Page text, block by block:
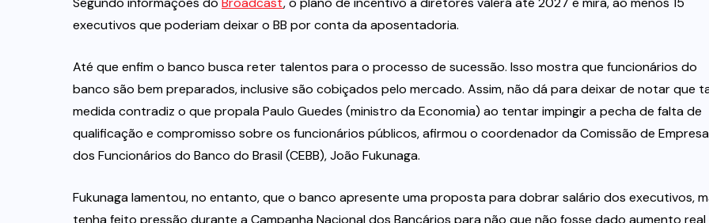
executivos que poderiam deixar o BB por conta da aposentadoria.
Até que enfim o banco busca reter talentos para o processo de sucessão. Isso mostra que funcionários do
banco são bem preparados, inclusive são cobiçados pelo mercado. Assim, não dá para deixar de notar que
medida contradiz o que propala Paulo Guedes (ministro da Economia) ao tentar impingir a pecha de falta de
qualificação e compromisso sobre os funcionários públicos, afirmou o coordenador da Comissão de Empresa
dos Funcionários do Banco do Brasil (CEBB), João Fukunaga.
Fukunaga lamentou, no entanto, que o banco apresente uma proposta para dobrar salário dos executivos,
tenha feito pressão durante a Campanha Nacional dos Bancários para não que não fosse dado aumento real